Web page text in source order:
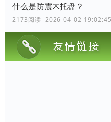
什么是防震木托盘？
2173阅读 2026-04-02 19:02:45